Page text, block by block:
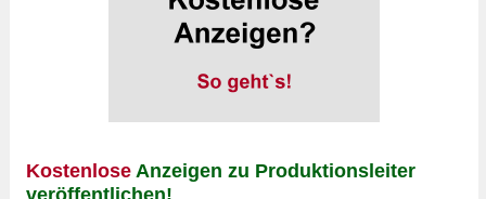
Kostenlose Anzeigen zu Produktionsleiter
veröffentlichen!